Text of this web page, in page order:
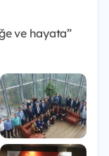
ve hayata”